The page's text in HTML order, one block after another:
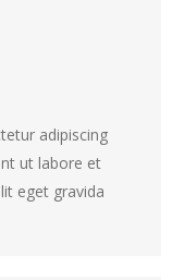
adipiscing
ut labore et
eget gravida